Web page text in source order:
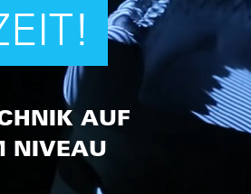
AUF
NIVEAU